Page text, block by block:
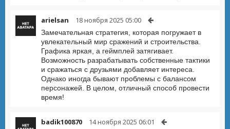
arielsan 18 ноября 2025 05:00
Замечательная стратегия, которая погружает в
увлекательный мир сражений и строительства.
Графика яркая, а геймплей затягивает.
Возможность разрабатывать собственные тактики
и сражаться с друзьями добавляет интереса.
Однако иногда бывают проблемы с балансом
персонажей. В целом, отличный способ провести
время!
badik100870 14 ноября 2025 06:01